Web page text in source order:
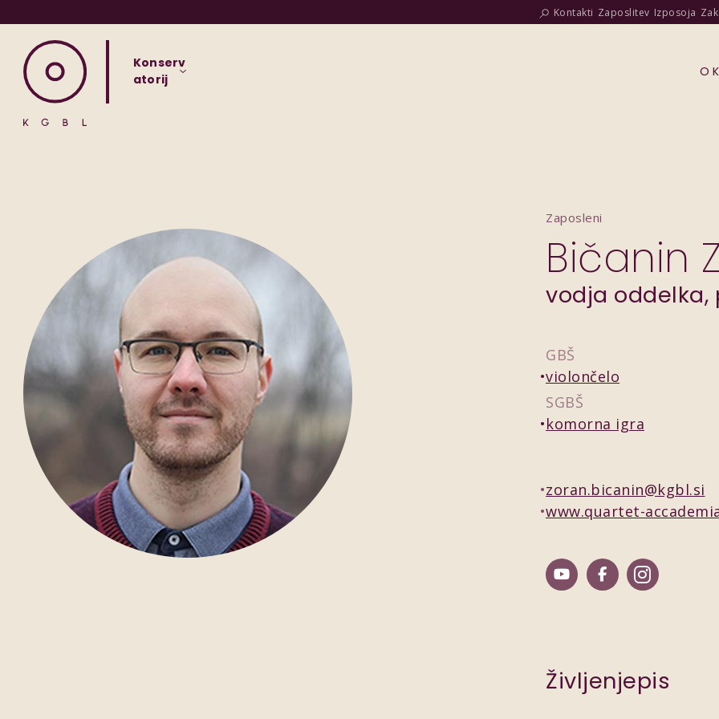
Kontakti Zaposlitev Izposoja
Konserv
atorij
O
Zaposleni
Bičanin
vodja oddelka,
GBŠ
violončelo
SGBŠ
komorna igra
zoran.bicanin@kgbl.si
www.quartet-
Življenjepis